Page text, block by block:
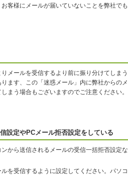
客様にメールが届いていないことを弊社でも
メールを受信するより前に振り分けてしまう
ます、この「迷惑メール」内に弊社からのメ
まう場合もございますのでご注意ください。
設定やPCメール拒否設定をしている
から送信されるメールの受信一括拒否設定な
を受信するように設定してください。パソコ